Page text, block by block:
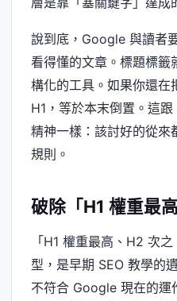
說到底，Google 與讀者
看得懂的文章。標題標籤
構化的工具。如果你還在
H1，等於本末倒置。這跟
精神一樣：該討好的從來
規則。
破除「H1 權重最
「H1 權重最高、H2 次
型，是早期 SEO 教學的
不符合 Google 現在的